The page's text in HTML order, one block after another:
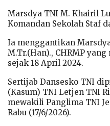
Marsdya TNI M. Khairil
Komandan Sekolah Staf
Ia menggantikan
M.Tr.(Han)., CHRMP
sejak 18 April 2024.
Sertijab Dansesko TNI
(Kasum) TNI Letjen TNI
mewakili Panglima TNI
Rabu (17/6/2026).